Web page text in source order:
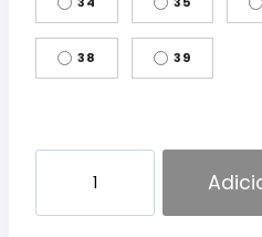
38 39